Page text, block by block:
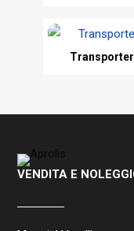
Transporter
VENDITA E